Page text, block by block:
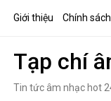
Giới thiệu Chính
Tạp chí
Tin tức âm nhạc hot